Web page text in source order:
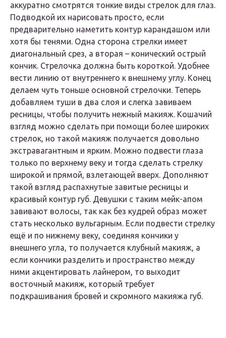
аккуратно смотрятся тонкие виды стрелок для глаз.
Подводкой их нарисовать просто, если
предварительно наметить контур карандашом или
хотя бы тенями. Одна сторона стрелки имеет
диагональный срез, а вторая – конический острый
кончик. Стрелочка должна быть короткой. Удобнее
вести линию от внутреннего к внешнему углу. Конец
делаем чуть тоньше основной стрелочки. Теперь
добавляем туши в два слоя и слегка завиваем
ресницы, чтобы получить нежный макияж. Кошачий
взгляд можно сделать при помощи более широких
стрелок, но такой макияж получается довольно
экстравагантным и ярким. Можно подвести глаза
только по верхнему веку и тогда сделать стрелку
широкой и прямой, взлетающей вверх. Дополняют
такой взгляд распахнутые завитые ресницы и
красивый контур губ. Девушки с таким мейк-апом
завивают волосы, так как без кудрей образ может
стать несколько вульгарным. Если подвести стрелку
ещё и по нижнему веку, соединяя кончики у
внешнего угла, то получается клубный макияж, а
если кончики разделить и пространство между
ними акцентировать лайнером, то выходит
восточный макияж, который требует
подкрашивания бровей и скромного макияжа губ.